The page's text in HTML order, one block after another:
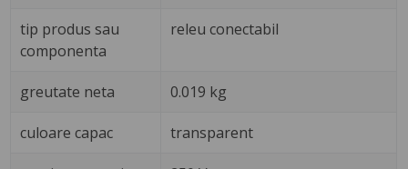
tip produs sau
componenta
releu conectabil
greutate neta 0.019 kg
culoare capac transparent